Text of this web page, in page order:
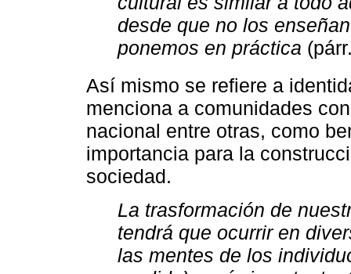
desde que no los
ponemos en práctica
Así mismo se refiere a
menciona a comunidades
nacional entre otras, como
importancia para la
sociedad.
La trasformación de
tendrá que ocurrir en
las mentes de los